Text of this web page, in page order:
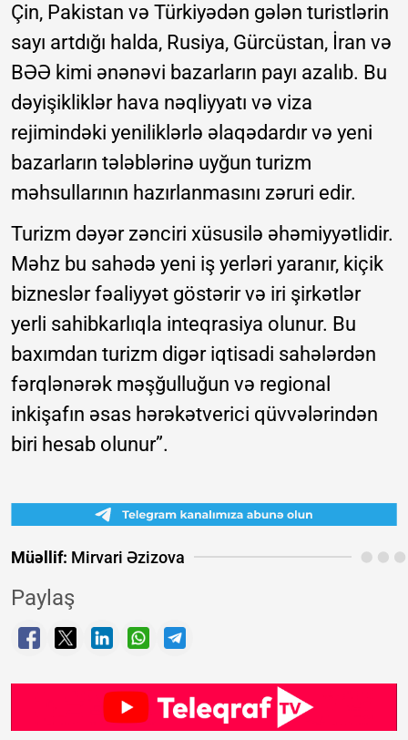
Çin, Pakistan və Türkiyədən gələn turistlərin
sayı artdığı halda, Rusiya, Gürcüstan, İran və
BƏƏ kimi ənənəvi bazarların payı azalıb. Bu
dəyişikliklər hava nəqliyyatı və viza
rejimindəki yeniliklərlə əlaqədardır və yeni
bazarların tələblərinə uyğun turizm
məhsullarının hazırlanmasını zəruri edir.
Turizm dəyər zənciri xüsusilə əhəmiyyətlidir.
Məhz bu sahədə yeni iş yerləri yaranır, kiçik
bizneslər fəaliyyət göstərir və iri şirkətlər
yerli sahibkarlıqla inteqrasiya olunur. Bu
baxımdan turizm digər iqtisadi sahələrdən
fərqlənərək məşğulluğun və regional
inkişafın əsas hərəkətverici qüvvələrindən
biri hesab olunur”.
Müəllif: Mirvari Əzizova
Paylaş